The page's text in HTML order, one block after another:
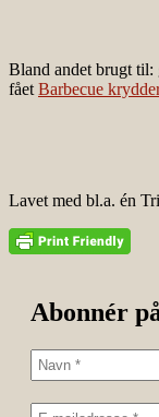
Bland andet brugt
fået Barbecue
Lavet med bl.a. én
Abonnér